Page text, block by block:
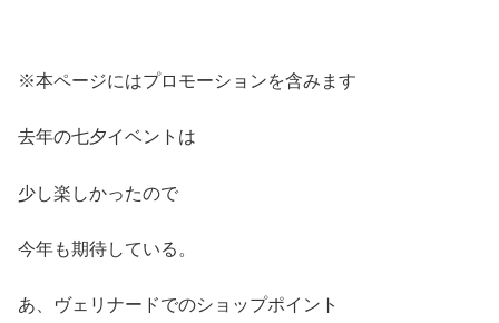
※本ページにはプロモーションを含みます
去年の七夕イベントは
少し楽しかったので
今年も期待している。
あ、ヴェリナードでのショップポイント